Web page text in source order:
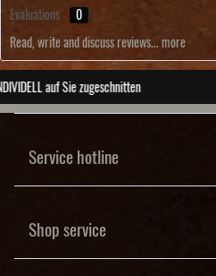
Evaluations 0
Read, write and discuss reviews... more
Service hotline
Shop service